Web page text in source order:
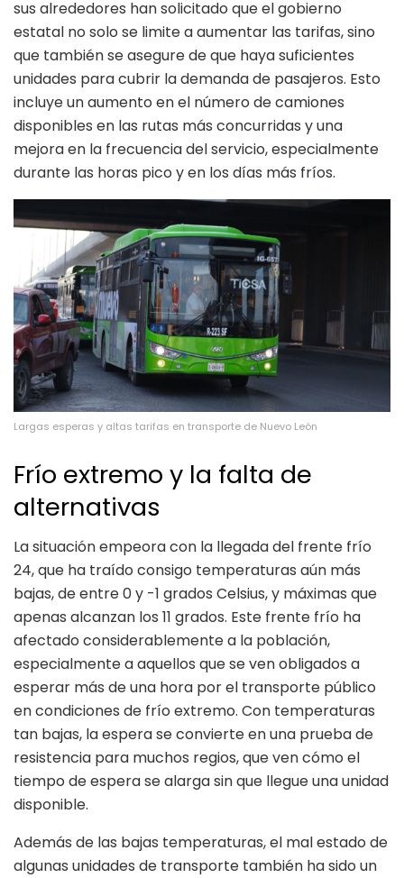
sus alrededores han solicitado que el gobierno
estatal no solo se limite a aumentar las tarifas, sino
que también se asegure de que haya suficientes
unidades para cubrir la demanda de pasajeros. Esto
incluye un aumento en el número de camiones
disponibles en las rutas más concurridas y una
mejora en la frecuencia del servicio, especialmente
durante las horas pico y en los días más fríos.
Largas esperas y altas tarifas en transporte de Nuevo León
Frío extremo y la falta de
alternativas
La situación empeora con la llegada del frente frío
24, que ha traído consigo temperaturas aún más
bajas, de entre 0 y -1 grados Celsius, y máximas que
apenas alcanzan los 11 grados. Este frente frío ha
afectado considerablemente a la población,
especialmente a aquellos que se ven obligados a
esperar más de una hora por el transporte público
en condiciones de frío extremo. Con temperaturas
tan bajas, la espera se convierte en una prueba de
resistencia para muchos regios, que ven cómo el
tiempo de espera se alarga sin que llegue una unidad
disponible.
Además de las bajas temperaturas, el mal estado de
algunas unidades de transporte también ha sido un